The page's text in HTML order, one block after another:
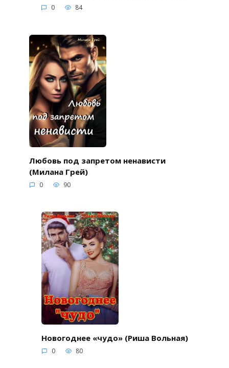
0 84
Любовь под запретом ненависти
(Милана Грей)
0 90
Новогоднее «чудо» (Риша Вольная)
0 80